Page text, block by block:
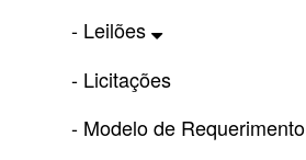
- Leilões
- Licitações
- Modelo de Requerimento